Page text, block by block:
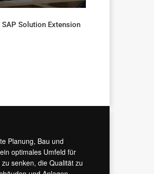
Solution Extension
Planung, Bau und
optimales Umfeld für
senken, die Qualität zu